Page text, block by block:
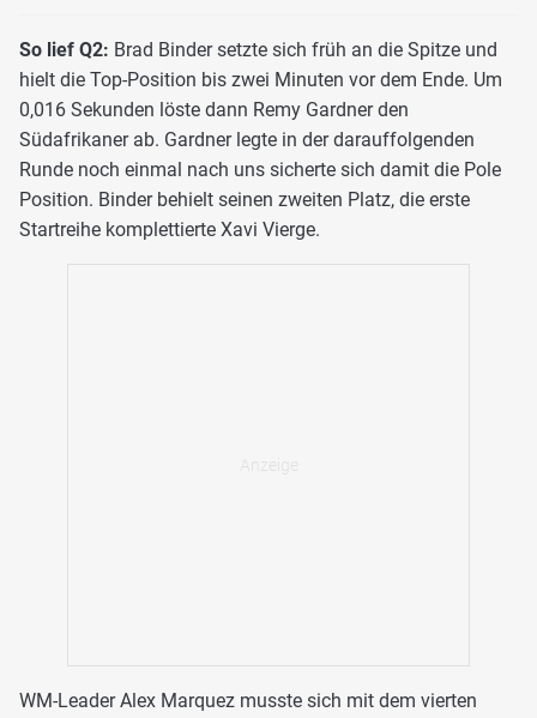
So lief Q2: Brad Binder setzte sich früh an die Spitze und
hielt die Top-Position bis zwei Minuten vor dem Ende. Um
0,016 Sekunden löste dann Remy Gardner den
Südafrikaner ab. Gardner legte in der darauffolgenden
Runde noch einmal nach uns sicherte sich damit die Pole
Position. Binder behielt seinen zweiten Platz, die erste
Startreihe komplettierte Xavi Vierge.
WM-Leader Alex Marquez musste sich mit dem vierten